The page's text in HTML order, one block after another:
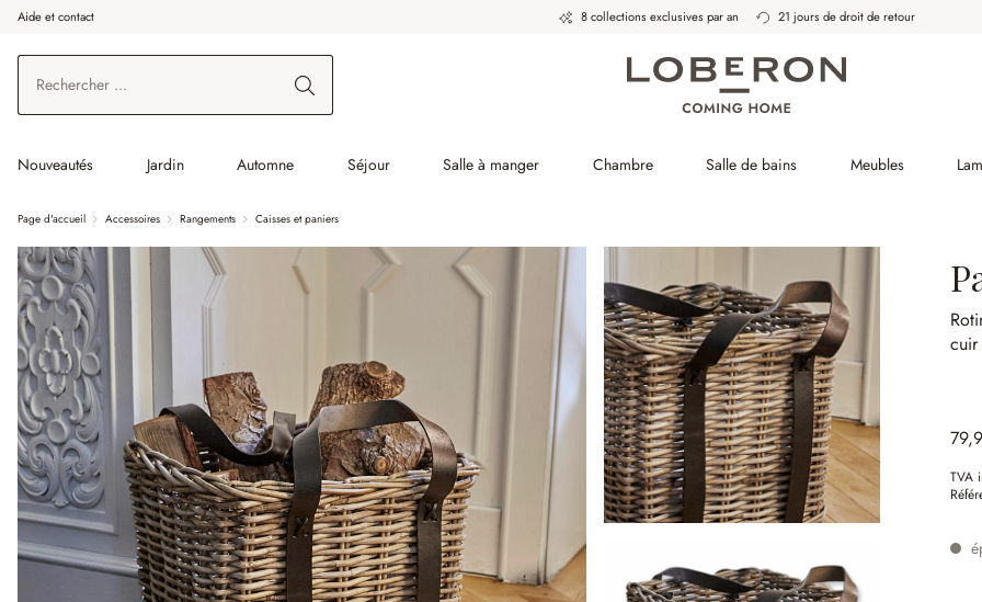
au contenu principal
Aller à la recherche
Aller à la navigation principale
Aide et contact 8 collections exclusives par an 21 jours de droit de retour
Nouveautés Jardin Automne Séjour Salle à manger Chambre Salle de bains Meubles
Page d'accueil Accessoires Rangements Caisses et paniers
TVA